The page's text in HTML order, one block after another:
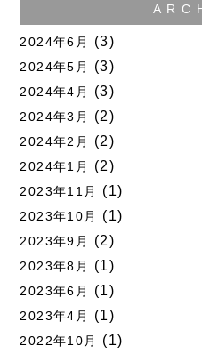
A R C
2024年6月 (3)
2024年5月 (3)
2024年4月 (3)
2024年3月 (2)
2024年2月 (2)
2024年1月 (2)
2023年11月 (1)
2023年10月 (1)
2023年9月 (2)
2023年8月 (1)
2023年6月 (1)
2023年4月 (1)
2022年10月 (1)